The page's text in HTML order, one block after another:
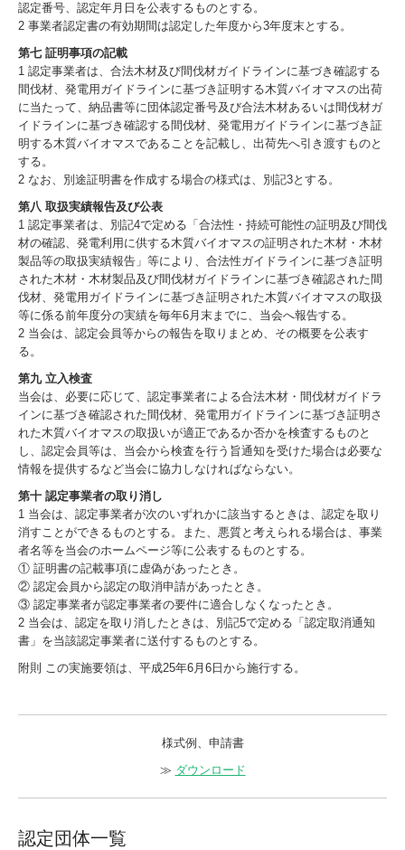
認定番号、認定年月日を公表するものとする。
2 事業者認定書の有効期間は認定した年度から3年度末とする。
第七 証明事項の記載
1 認定事業者は、合法木材及び間伐材ガイドラインに基づき確認する
間伐材、発電用ガイドラインに基づき証明する木質バイオマスの出荷
に当たって、納品書等に団体認定番号及び合法木材あるいは間伐材ガ
イドラインに基づき確認する間伐材、発電用ガイドラインに基づき証
明する木質バイオマスであることを記載し、出荷先へ引き渡すものと
する。
2 なお、別途証明書を作成する場合の様式は、別記3とする。
第八 取扱実績報告及び公表
1 認定事業者は、別記4で定める「合法性・持続可能性の証明及び間伐
材の確認、発電利用に供する木質バイオマスの証明された木材・木材
製品等の取扱実績報告」等により、合法性ガイドラインに基づき証明
された木材・木材製品及び間伐材ガイドラインに基づき確認された間
伐材、発電用ガイドラインに基づき証明された木質バイオマスの取扱
等に係る前年度分の実績を毎年6月末までに、当会へ報告する。
2 当会は、認定会員等からの報告を取りまとめ、その概要を公表す
る。
第九 立入検査
当会は、必要に応じて、認定事業者による合法木材・間伐材ガイドラ
インに基づき確認された間伐材、発電用ガイドラインに基づき証明さ
れた木質バイオマスの取扱いが適正であるか否かを検査するものと
し、認定会員等は、当会から検査を行う旨通知を受けた場合は必要な
情報を提供するなど当会に協力しなければならない。
第十 認定事業者の取り消し
1 当会は、認定事業者が次のいずれかに該当するときは、認定を取り
消すことができるものとする。また、悪質と考えられる場合は、事業
者名等を当会のホームページ等に公表するものとする。
① 証明書の記載事項に虚偽があったとき。
② 認定会員から認定の取消申請があったとき。
③ 認定事業者が認定事業者の要件に適合しなくなったとき。
2 当会は、認定を取り消したときは、別記5で定める「認定取消通知
書」を当該認定事業者に送付するものとする。
附則 この実施要領は、平成25年6月6日から施行する。
様式例、申請書
≫ ダウンロード
認定団体一覧